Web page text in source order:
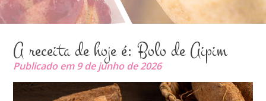
A receita de hoje é: Bolo de Aipim
Publicado em 9 de junho de 2026